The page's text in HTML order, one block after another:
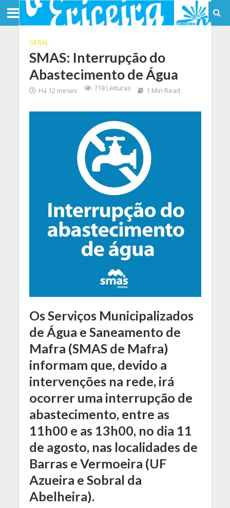
GERAL
SMAS: Interrupção do
Abastecimento de Água
Há 12 meses 718 Leituras 1 Min Read
Os Serviços Municipalizados
de Água e Saneamento de
Mafra (SMAS de Mafra)
informam que, devido a
intervenções na rede, irá
ocorrer uma interrupção de
abastecimento, entre as
11h00 e as 13h00, no dia 11
de agosto, nas localidades de
Barras e Vermoeira (UF
Azueira e Sobral da
Abelheira).